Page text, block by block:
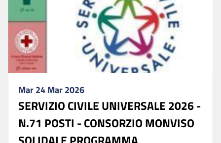
Mar 24 Mar 2026
SERVIZIO CIVILE UNIVERSALE 2026 -
N.71 POSTI - CONSORZIO MONVISO